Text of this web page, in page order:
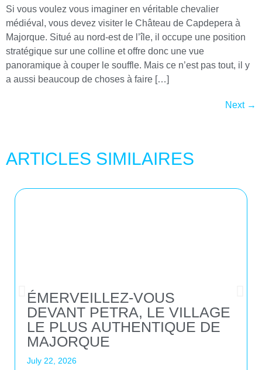
Si vous voulez vous imaginer en véritable chevalier
médiéval, vous devez visiter le Château de Capdepera à
Majorque. Situé au nord-est de l’île, il occupe une position
stratégique sur une colline et offre donc une vue
panoramique à couper le souffle. Mais ce n’est pas tout, il y
a aussi beaucoup de choses à faire […]
Next →
ARTICLES SIMILAIRES
ÉMERVEILLEZ-VOUS
DEVANT PETRA, LE VILLAGE
LE PLUS AUTHENTIQUE DE
MAJORQUE
July 22, 2026